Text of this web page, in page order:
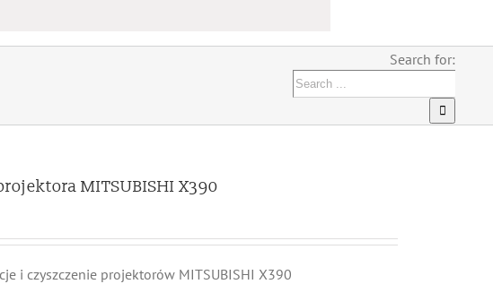
Search for:
MITSUBISHI X390
i czyszczenie projektorów MITSUBISHI X390